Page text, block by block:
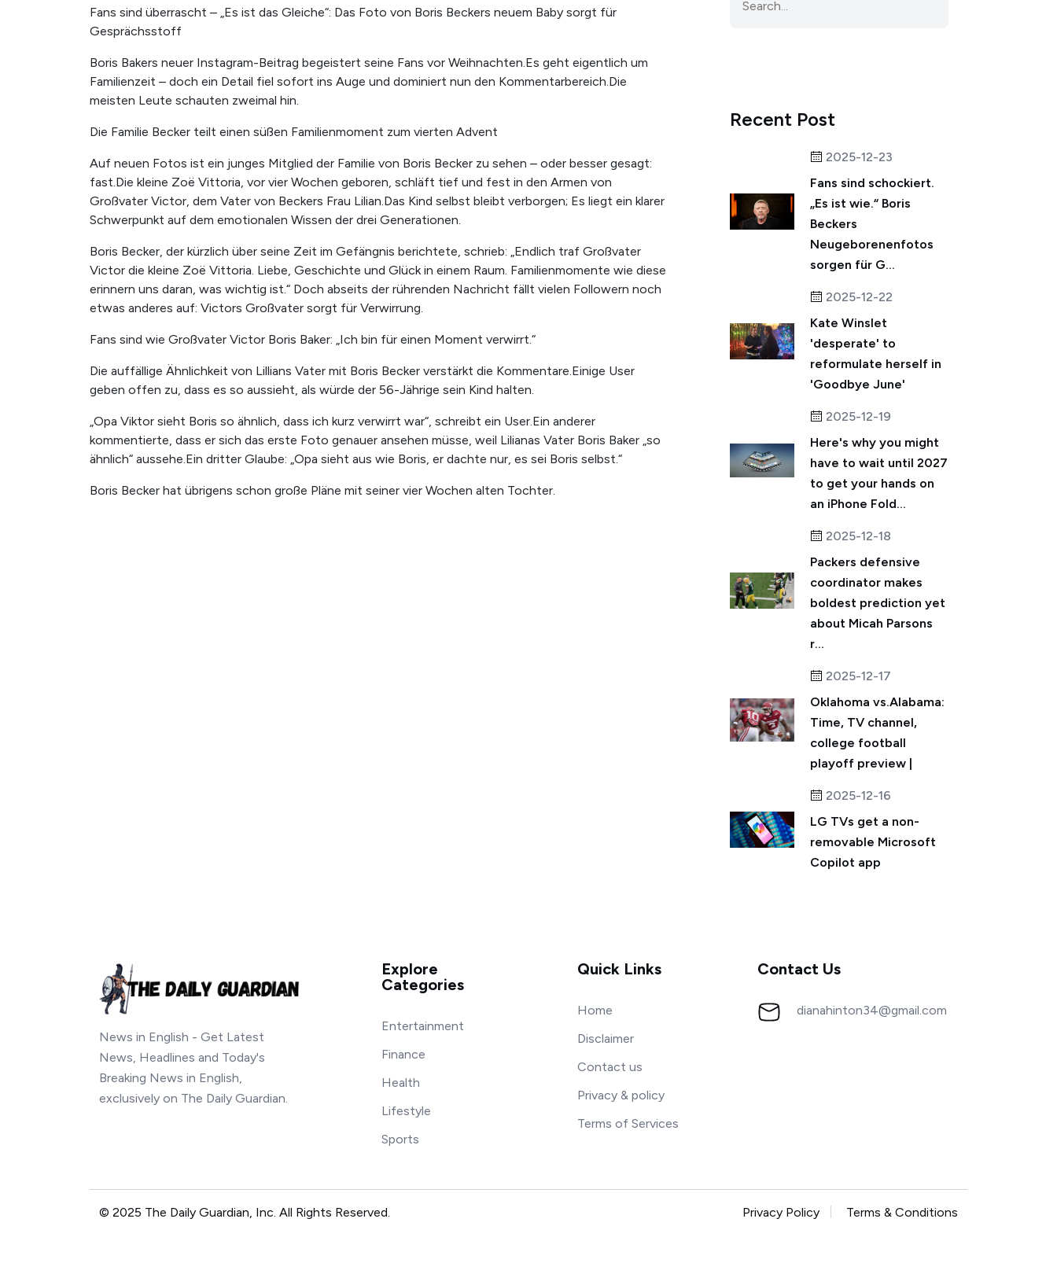
Fans sind überrascht – „Es ist das Gleiche“: Das Foto von Boris Beckers neuem Baby sorgt für
Gesprächsstoff
Boris Bakers neuer Instagram-Beitrag begeistert seine Fans vor Weihnachten.Es geht eigentlich um
Familienzeit – doch ein Detail fiel sofort ins Auge und dominiert nun den Kommentarbereich.Die
meisten Leute schauten zweimal hin.
Die Familie Becker teilt einen süßen Familienmoment zum vierten Advent
Auf neuen Fotos ist ein junges Mitglied der Familie von Boris Becker zu sehen – oder besser gesagt:
fast.Die kleine Zoë Vittoria, vor vier Wochen geboren, schläft tief und fest in den Armen von
Großvater Victor, dem Vater von Beckers Frau Lilian.Das Kind selbst bleibt verborgen; Es liegt ein klarer
Schwerpunkt auf dem emotionalen Wissen der drei Generationen.
Boris Becker, der kürzlich über seine Zeit im Gefängnis berichtete, schrieb: „Endlich traf Großvater
Victor die kleine Zoë Vittoria. Liebe, Geschichte und Glück in einem Raum. Familienmomente wie diese
erinnern uns daran, was wichtig ist.“ Doch abseits der rührenden Nachricht fällt vielen Followern noch
etwas anderes auf: Victors Großvater sorgt für Verwirrung.
Fans sind wie Großvater Victor Boris Baker: „Ich bin für einen Moment verwirrt.“
Die auffällige Ähnlichkeit von Lillians Vater mit Boris Becker verstärkt die Kommentare.Einige User
geben offen zu, dass es so aussieht, als würde der 56-Jährige sein Kind halten.
„Opa Viktor sieht Boris so ähnlich, dass ich kurz verwirrt war“, schreibt ein User.Ein anderer
kommentierte, dass er sich das erste Foto genauer ansehen müsse, weil Lilianas Vater Boris Baker „so
ähnlich“ aussehe.Ein dritter Glaube: „Opa sieht aus wie Boris, er dachte nur, es sei Boris selbst.“
Boris Becker hat übrigens schon große Pläne mit seiner vier Wochen alten Tochter.
Recent Post
2025-12-23
Fans sind schockiert.
„Es ist wie.“ Boris
Beckers
Neugeborenenfotos
sorgen für G...
2025-12-22
Kate Winslet
'desperate' to
reformulate herself in
'Goodbye June'
2025-12-19
Here's why you might
have to wait until 2027
to get your hands on
an iPhone Fold...
2025-12-18
Packers defensive
coordinator makes
boldest prediction yet
about Micah Parsons
r...
2025-12-17
Oklahoma vs.Alabama:
Time, TV channel,
college football
playoff preview |
2025-12-16
LG TVs get a non-
removable Microsoft
Copilot app
News in English - Get Latest
News, Headlines and Today's
Breaking News in English,
exclusively on The Daily Guardian.
Explore
Categories
Entertainment
Finance
Health
Lifestyle
Sports
Quick Links
Home
Disclaimer
Contact us
Privacy & policy
Terms of Services
Contact Us
dianahinton34@gmail.com
© 2025 The Daily Guardian, Inc. All Rights Reserved. Privacy Policy Terms & Conditions